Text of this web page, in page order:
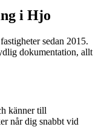
i Hjo
sedan 2015.
dokumentation, allt
känner till
når dig snabbt vid